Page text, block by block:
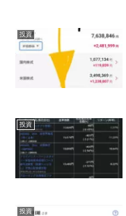
投資
投資
投資